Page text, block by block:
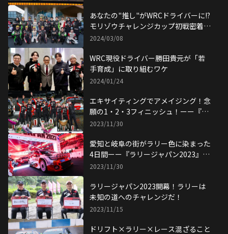
あなたの"推し"がWRCドライバーに!?
モリゾウチャレンジカップ初戦密着レ
ポート！
2024/03/08
WRC現役ドライバー勝田貴元が「若
手育成」に取り組むワケ
2024/01/24
エキサイティングでアメイジング！念
願の1・2・3フィニッシュ！ーー『ラ
リージャパン2023』ハイライト【後
2023/11/30
愛知と岐阜の街がラリー色に染まった
4日間ーー『ラリージャパン2023』ハ
イライト【前編】
2023/11/30
ラリージャパン2023開幕！ラリーは
未知の道へのチャレンジだ！
2023/11/15
ドリフト×ラリー×レース混ざること